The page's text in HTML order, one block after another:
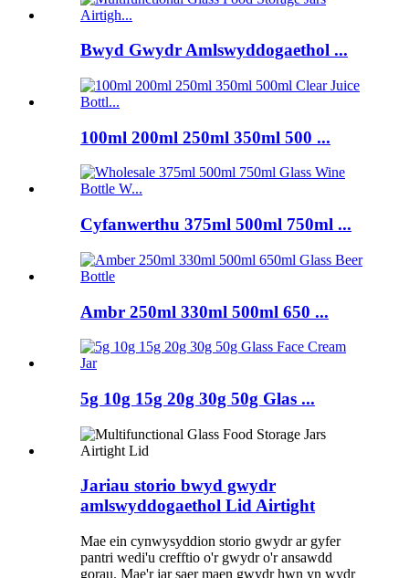
Bwyd Gwydr Amlswyddogaethol ...
100ml 200ml 250ml 350ml 500 ...
Cyfanwerthu 375ml 500ml 750ml ...
Ambr 250ml 330ml 500ml 650 ...
5g 10g 15g 20g 30g 50g Glas ...
Jariau storio bwyd gwydr
amlswyddogaethol Lid Airtight
Mae ein cynwysyddion storio gwydr ar gyfer
pantri wedi'u crefftio o'r gwydr o'r ansawdd
gorau. Mae'r jar saer maen gwydr hwn yn wydr